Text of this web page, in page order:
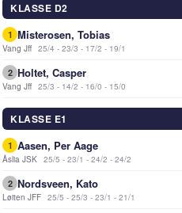
KLASSE D2
1 Misterosen, Tobias
Vang Jff 25/4 - 23/3 - 17/2 - 19/1
2 Holtet, Casper
Vang Jff 25/3 - 14/2 - 16/0 - 15/0
KLASSE E1
1 Aasen, Per Aage
Åslia JSK 25/5 - 23/1 - 24/2 - 24/2
2 Nordsveen, Kato
Løiten JFF 25/5 - 25/3 - 23/1 - 21/1